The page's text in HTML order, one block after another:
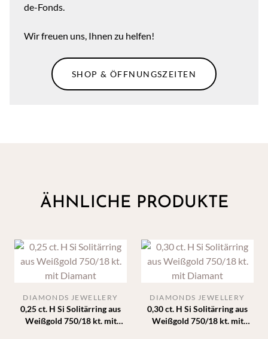
de-Fonds.
Wir freuen uns, Ihnen zu helfen!
SHOP & ÖFFNUNGSZEITEN
ÄHNLICHE PRODUKTE
0,25 ct. H Si Solitärring aus
Weißgold 750/18 kt. mit
DIAMONDS JEWELLERY
0,30 ct. H Si Solitärring aus
Weißgold 750/18 kt. mit
DIAMONDS JEWELLERY